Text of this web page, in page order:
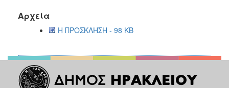
Αρχεία
Η ΠΡΟΣΚΛΗΣΗ - 98 KB